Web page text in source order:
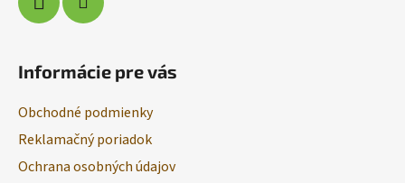
Informácie pre vás
Obchodné podmienky
Reklamačný poriadok
Ochrana osobných údajov